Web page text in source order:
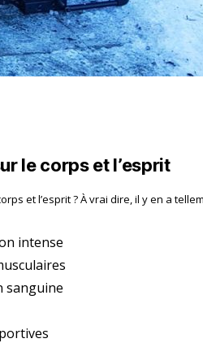
le corps et l’esprit
et l’esprit ? À vrai dire, il y en a
intense
sanguine